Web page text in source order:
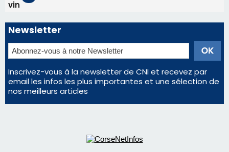
Régie publicitaire
Nous contacter
© 2026 corsenetinfos